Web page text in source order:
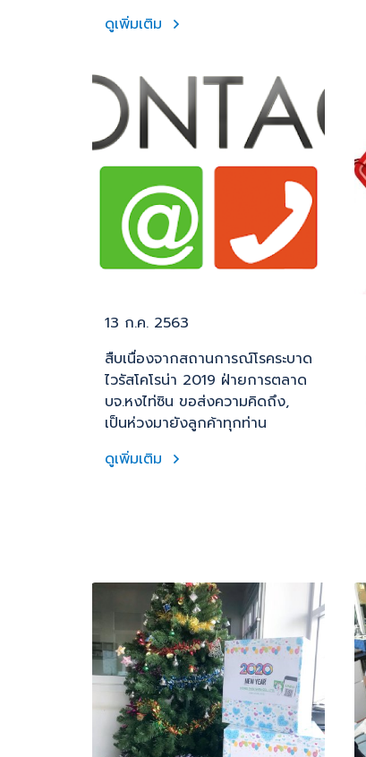
ดูเพิ่มเติม
13 ก.ค. 2563
สืบเนื่องจากสถานการณ์โรคระบาด
ไวรัสโคโรน่า 2019 ฝ่ายการตลาด
บจ.หงไท่ซิน ขอส่งความคิดถึง,
เป็นห่วงมายังลูกค้าทุกท่าน
ดูเพิ่มเติม